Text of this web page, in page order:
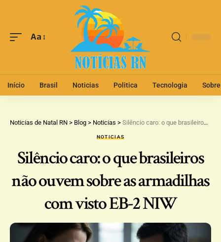
Aa
Início Brasil Noticias Politica Tecnologia
Noticias de Natal RN > Blog > Noticias > Silêncio caro: o que brasileiros não ouvem sobre as armadilhas com visto EB-2 NIW
NOTICIAS
Silêncio caro: o que brasileiros
não ouvem sobre as armadilhas
com visto EB-2 NIW